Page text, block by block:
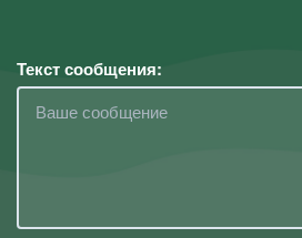
Текст сообщения: